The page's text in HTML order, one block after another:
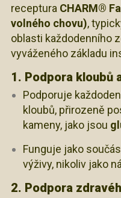
receptura CHARM®
volného chovu),
oblasti každodenního
vyváženého základu
1. Podpora kloubů
Podporuje
kloubů, přirozeně
kameny, jako jsou
Funguje jako
výživy, nikoliv jako
2. Podpora